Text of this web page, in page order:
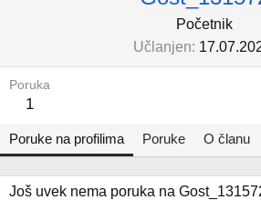
Početnik
Učlanjen
Poruka
1
Poruke na profilima Poruke O članu
Još uvek nema poruka na